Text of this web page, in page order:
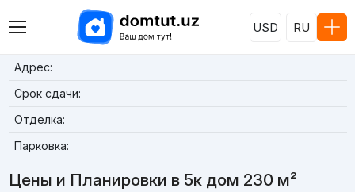
USD RU
Адрес:
Срок сдачи:
Отделка:
Парковка:
Цены и Планировки в 5к дом 230 м²